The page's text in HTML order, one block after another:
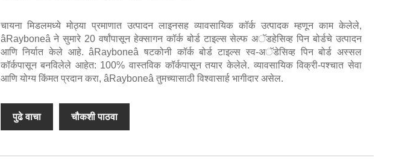
चायना मिडलमध्ये मोठ्या प्रमाणात उत्पादन लाइनसह व्यावसायिक कॉर्क उत्पादक म्हणून काम केलेले,
âRayboneâ ने सुमारे 20 वर्षांपासून हेक्सागन कॉर्क बोर्ड टाइल्स सेल्फ अॅडहेसिव्ह पिन बोर्डचे उत्पादन
आणि निर्यात केले आहे. âRayboneâ षटकोनी कॉर्क बोर्ड टाइल्स स्व-अॅडेसिव्ह पिन बोर्ड अस्सल
कॉर्कपासून बनविलेले आहेत: 100% वास्तविक कॉर्कपासून तयार केलेले. व्यावसायिक विक्री-पश्चात सेवा
आणि योग्य किंमत प्रदान करा, âRayboneâ तुमच्यासाठी विश्वासार्ह भागीदार असेल.
पुढे वाचा चौकशी पाठवा